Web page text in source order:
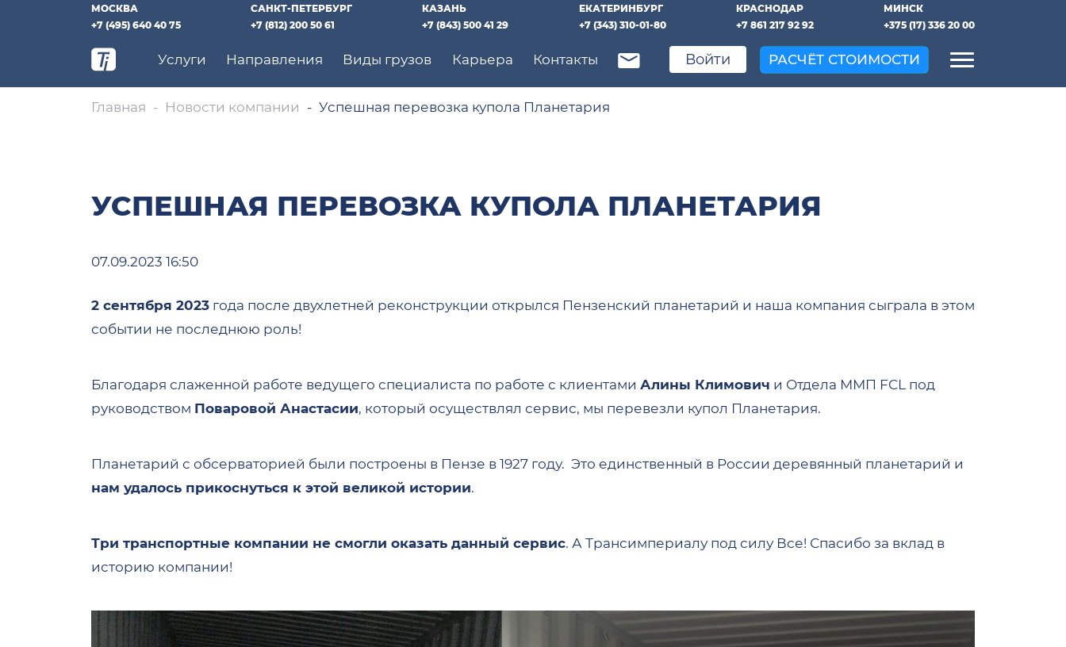
МОСКВА
+7 (495) 640 40 75
САНКТ-ПЕТЕРБУРГ
+7 (812) 200 50 61
КАЗАНЬ
+7 (843) 500 41 29
ЕКАТЕРИНБУРГ
+7 (343) 310-01-80
КРАСНОДАР
+7 861 217 92 92
МИНСК
+375 (17) 336 20 00
Услуги Направления Виды грузов Карьера Контакты Войти РАСЧЁТ СТОИМОСТИ
Главная Новости компании Успешная перевозка купола Планетария
УСПЕШНАЯ ПЕРЕВОЗКА КУПОЛА ПЛАНЕТАРИЯ
07.09.2023 16:50
2 сентября 2023года после двухлетней реконструкции открылся Пензенский планетарий и наша компания сыграла в этом
событии не последнюю роль!
Благодаря слаженной работе ведущего специалиста по работе с клиентами Алины Климович и Отдела ММП FCL под
руководством Поваровой Анастасии, который осуществлял сервис, мы перевезли купол Планетария.
Планетарий с обсерваторией были построены в Пензе в 1927 году. Это единственный в России деревянный планетарий и
нам удалось прикоснуться к этой великой истории.
Три транспортные компании не смогли оказать данный сервис. А Трансимпериалу под силу Все! Спасибо за вклад в
историю компании!